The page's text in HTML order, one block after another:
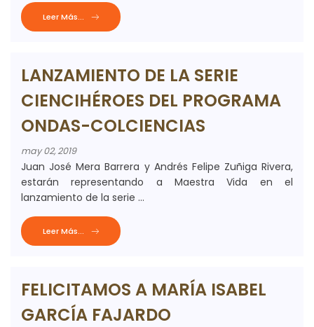
Leer Más...
LANZAMIENTO DE LA SERIE
CIENCIHÉROES DEL PROGRAMA
ONDAS-COLCIENCIAS
may 02, 2019
Juan José Mera Barrera y Andrés Felipe Zuñiga Rivera,
estarán representando a Maestra Vida en el
lanzamiento de la serie ...
Leer Más...
FELICITAMOS A MARÍA ISABEL
GARCÍA FAJARDO